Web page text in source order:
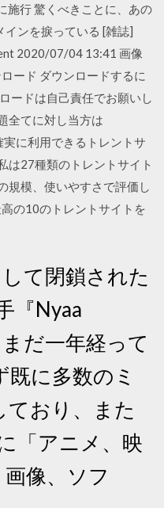
施行 驚くべきことに、あの
ンを捩っている [雑誌]
2020/07/04 13:41 画像
ード ダウンロードするに
ードは自己責任でお願いし
全てに対し当方は
に利用できるトレントサ
は27種類のトレントサイト
模、使いやすさで評価し
の10のトレントサイトを
て閉鎖された
『Nyaa
だ一年経って
に多数のミ
ており、また
「アニメ、映
像、ソフ